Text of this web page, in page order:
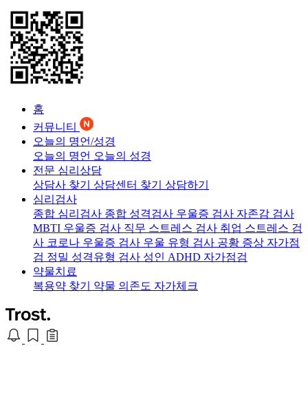
홈
커뮤니티
오늘의 명언/성경
오늘의 명언 오늘의 성경
전문 심리상담
상담사 찾기 상담센터 찾기 상담하기
심리검사
종합 심리검사 종합 성격검사 우울증 검사 자존감 검사
MBTI 우울증 검사 직무 스트레스 검사 취업 스트레스 검
사 코로나 우울증 검사 우울 유형 검사 공황 증상 자가점
검 정밀 성격유형 검사 성인 ADHD 자가점검
약물치료
복용약 찾기 약물 의존도 자가체크